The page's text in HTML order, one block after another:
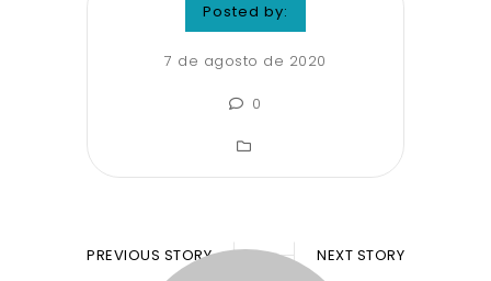
Posted by:
7 de agosto de 2020
0
PREVIOUS STORY NEXT STORY